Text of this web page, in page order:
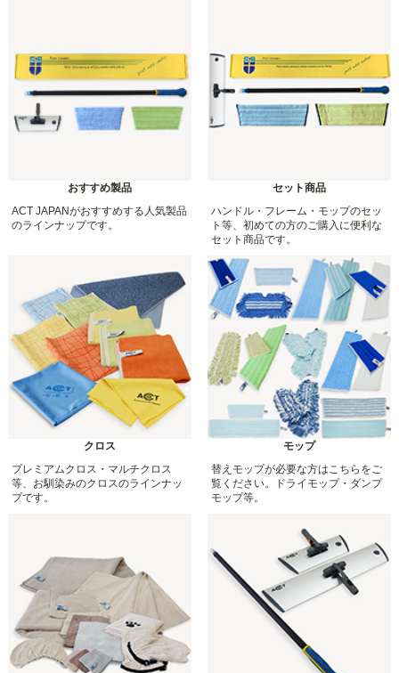
おすすめ製品
ACT JAPANがおすすめする人気製品
のラインナップです。
セット商品
ハンドル・フレーム・モップのセッ
ト等、初めての方のご購入に便利な
セット商品です。
クロス
プレミアムクロス・マルチクロス
等、お馴染みのクロスのラインナッ
プです。
モップ
替えモップが必要な方はこちらをご
覧ください。ドライモップ・ダンプ
モップ等。